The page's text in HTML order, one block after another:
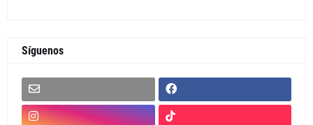
Síguenos